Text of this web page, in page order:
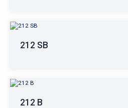
212 SB
212 B